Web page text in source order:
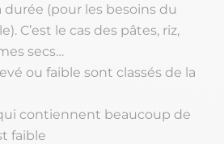
(pour les besoins du
C’est le cas des pâtes, riz,
secs…
ou faible sont classés de la
contiennent beaucoup de
faible